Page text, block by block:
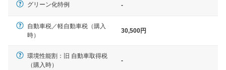
グリーン化特例 -
自動車税／軽自動車税（購入
時）
30,500円
環境性能割：旧 自動車取得税
（購入時）
-